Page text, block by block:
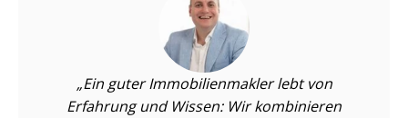
Ein guter Im­mo­bi­li­en­mak­ler lebt von
Erfahrung und Wissen: Wir kombinieren